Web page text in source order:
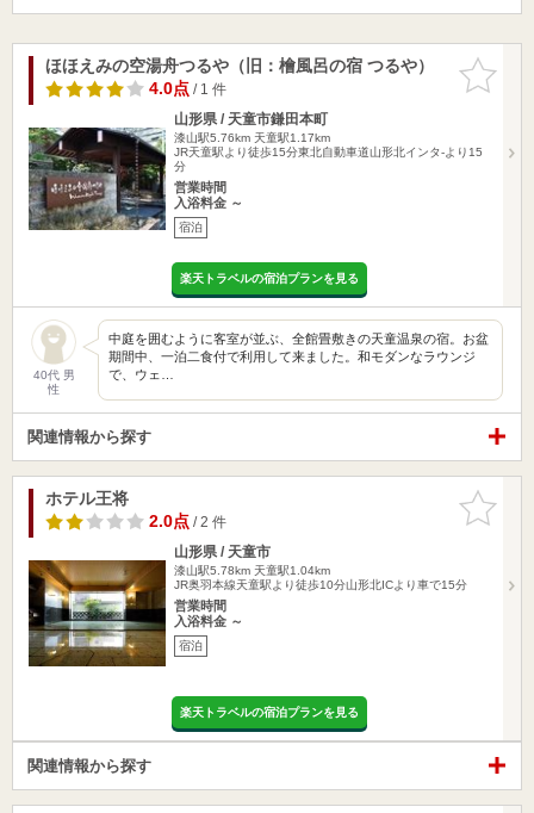
お気に入
りに追加
ほほえみの空湯舟つるや（旧：檜風呂の宿 つるや）
4.0点/ 1 件
山形県 / 天童市鎌田本町
漆山駅5.76km 天童駅1.17km
JR天童駅より徒歩15分東北自動車道山形北インタ-より15
分
営業時間
入浴料金 ～
宿泊
楽天トラベルの宿泊プランを見る
40代 男
性
中庭を囲むように客室が並ぶ、全館畳敷きの天童温泉の宿。お盆
期間中、一泊二食付で利用して来ました。和モダンなラウンジ
で、ウェ…
関連情報から探す
お気に入
りに追加
ホテル王将
2.0点/ 2 件
山形県 / 天童市
漆山駅5.78km 天童駅1.04km
JR奥羽本線天童駅より徒歩10分山形北ICより車で15分
営業時間
入浴料金 ～
宿泊
楽天トラベルの宿泊プランを見る
関連情報から探す